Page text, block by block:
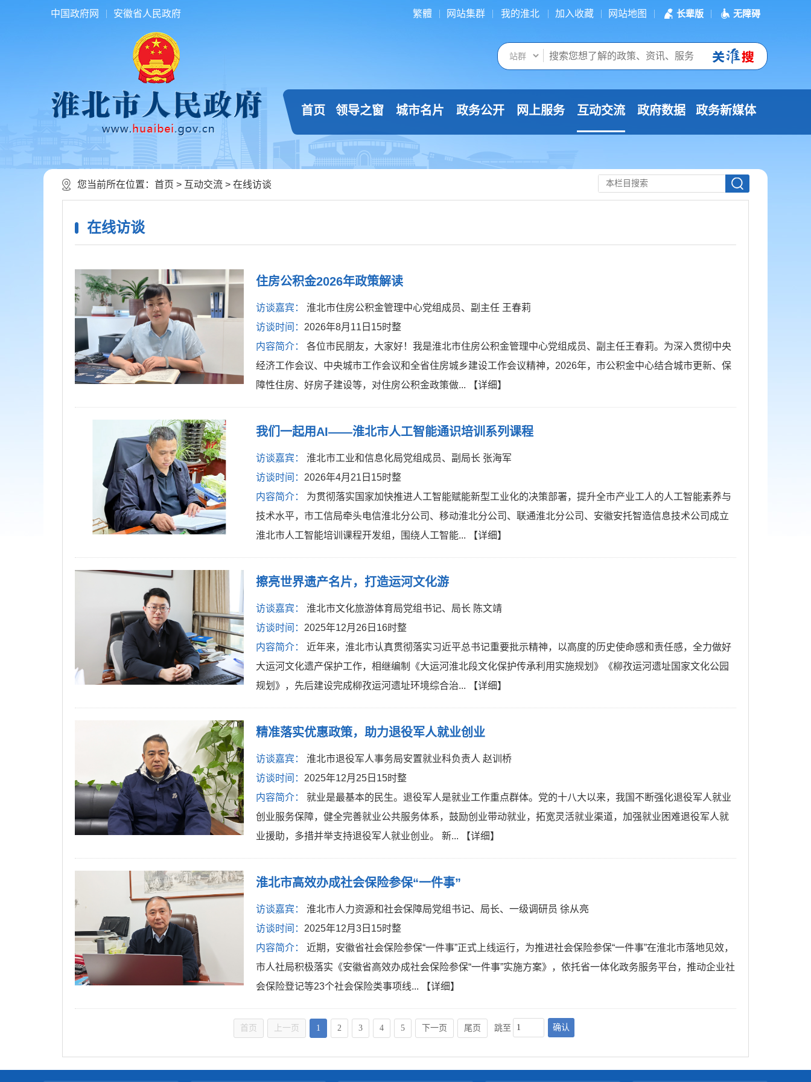
中国政府网 安徽省人民政府 繁體 网站集群 我的淮北 加入收藏 网站地图 长辈版 无障碍
首页 领导之窗 城市名片 政务公开 网上服务 互动交流 政府数据 政务新媒体
您当前所在位置： 首页 > 互动交流 > 在线访谈
在线访谈
住房公积金2026年政策解读
访谈嘉宾：
淮北市住房公积金管理中心党组成员、副主任 王春莉
访谈时间： 2026年8月11日15时整
内容简介：
各位市民朋友，大家好！我是淮北市住房公积金管理中心党组成员、副主任王春莉。为深入贯彻中央
经济工作会议、中央城市工作会议和全省住房城乡建设工作会议精神，2026年，市公积金中心结合城市更新、保
障性住房、好房子建设等，对住房公积金政策做...
【详细】
我们一起用AI——淮北市人工智能通识培训系列课程
访谈嘉宾：
淮北市工业和信息化局党组成员、副局长 张海军
访谈时间： 2026年4月21日15时整
内容简介：
为贯彻落实国家加快推进人工智能赋能新型工业化的决策部署，提升全市产业工人的人工智能素养与
技术水平，市工信局牵头电信淮北分公司、移动淮北分公司、联通淮北分公司、安徽安托智造信息技术公司成立
淮北市人工智能培训课程开发组，围绕人工智能...
【详细】
擦亮世界遗产名片，打造运河文化游
访谈嘉宾：
淮北市文化旅游体育局党组书记、局长 陈文靖
访谈时间： 2025年12月26日16时整
内容简介：
近年来，淮北市认真贯彻落实习近平总书记重要批示精神，以高度的历史使命感和责任感，全力做好
大运河文化遗产保护工作，相继编制《大运河淮北段文化保护传承利用实施规划》《柳孜运河遗址国家文化公园
规划》，先后建设完成柳孜运河遗址环境综合治...
【详细】
精准落实优惠政策，助力退役军人就业创业
访谈嘉宾：
淮北市退役军人事务局安置就业科负责人 赵训桥
访谈时间： 2025年12月25日15时整
内容简介：
就业是最基本的民生。退役军人是就业工作重点群体。党的十八大以来，我国不断强化退役军人就业
创业服务保障，健全完善就业公共服务体系，鼓励创业带动就业，拓宽灵活就业渠道，加强就业困难退役军人就
业援助，多措并举支持退役军人就业创业。 新...
【详细】
淮北市高效办成社会保险参保“一件事”
访谈嘉宾：
淮北市人力资源和社会保障局党组书记、局长、一级调研员 徐从亮
访谈时间： 2025年12月3日15时整
内容简介：
近期，安徽省社会保险参保“一件事”正式上线运行，为推进社会保险参保“一件事”在淮北市落地见效，
市人社局积极落实《安徽省高效办成社会保险参保“一件事”实施方案》，依托省一体化政务服务平台，推动企业社
会保险登记等23个社会保险类事项线...
【详细】
首页 上一页 1 2 3 4 5 下一页 尾页 跳至 确认